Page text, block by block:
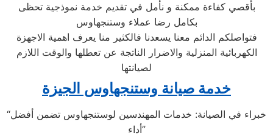
بأقصي كفاءة ممكنة و نأمل في تقديم خدمة نموذجية تحظى
بكامل رضا عملاء وستنجهاوس
فتواصلكم الدائم معنا يسعدنا فالكثير منا يعرف اهمية الاجهزة
الكهربائية المنزلية والاضرار الناتجة عن تعطلها والوقت اللازم
لصيانتها
خدمة صيانة وستنجهاوس الجيزة
“خبراء في الصيانة: خدمات المهندسين لوستنجهاوس تضمن أفضل
أداء”